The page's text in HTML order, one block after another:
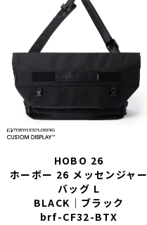
HOBO 26
ホーボー 26 メッセンジャー
バッグ L
BLACK｜ブラック
brf-CF32-BTX